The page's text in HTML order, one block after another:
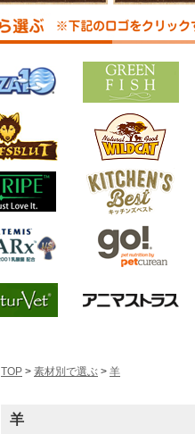
TOP > 素材別で選ぶ > 羊
羊